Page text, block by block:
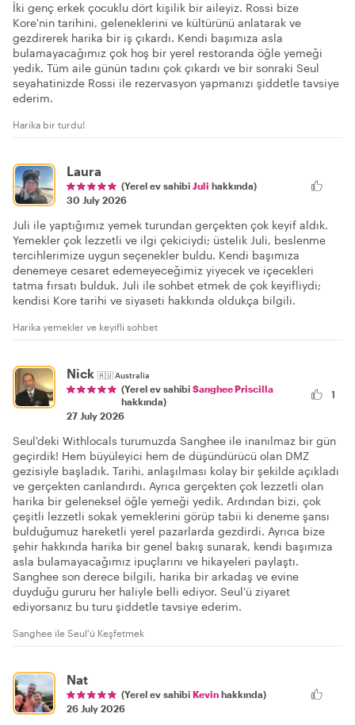
İki genç erkek çocuklu dört kişilik bir aileyiz. Rossi bize
Kore'nin tarihini, geleneklerini ve kültürünü anlatarak ve
gezdirerek harika bir iş çıkardı. Kendi başımıza asla
bulamayacağımız çok hoş bir yerel restoranda öğle yemeği
yedik. Tüm aile günün tadını çok çıkardı ve bir sonraki Seul
seyahatinizde Rossi ile rezervasyon yapmanızı şiddetle tavsiye
ederim.
Harika bir turdu!
Laura
(Yerel ev sahibi Juli hakkında)
30 July 2026
Juli ile yaptığımız yemek turundan gerçekten çok keyif aldık.
Yemekler çok lezzetli ve ilgi çekiciydi; üstelik Juli, beslenme
tercihlerimize uygun seçenekler buldu. Kendi başımıza
denemeye cesaret edemeyeceğimiz yiyecek ve içecekleri
tatma fırsatı bulduk. Juli ile sohbet etmek de çok keyifliydi;
kendisi Kore tarihi ve siyaseti hakkında oldukça bilgili.
Harika yemekler ve keyifli sohbet
Nick 🇦🇺Australia
(Yerel ev sahibi Sanghee Priscilla
hakkında)
27 July 2026
1
Seul'deki Withlocals turumuzda Sanghee ile inanılmaz bir gün
geçirdik! Hem büyüleyici hem de düşündürücü olan DMZ
gezisiyle başladık. Tarihi, anlaşılması kolay bir şekilde açıkladı
ve gerçekten canlandırdı. Ayrıca gerçekten çok lezzetli olan
harika bir geleneksel öğle yemeği yedik. Ardından bizi, çok
çeşitli lezzetli sokak yemeklerini görüp tabii ki deneme şansı
bulduğumuz hareketli yerel pazarlarda gezdirdi. Ayrıca bize
şehir hakkında harika bir genel bakış sunarak, kendi başımıza
asla bulamayacağımız ipuçlarını ve hikayeleri paylaştı.
Sanghee son derece bilgili, harika bir arkadaş ve evine
duyduğu gururu her haliyle belli ediyor. Seul'ü ziyaret
ediyorsanız bu turu şiddetle tavsiye ederim.
Sanghee ile Seul'ü Keşfetmek
Nat
(Yerel ev sahibi Kevin hakkında)
26 July 2026